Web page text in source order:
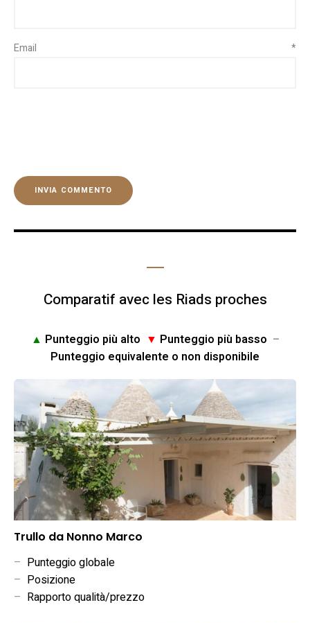
Email *
Comparatif avec les Riads proches
▲ Punteggio più alto ▼ Punteggio più basso –
Punteggio equivalente o non disponibile
Trullo da Nonno Marco
– Punteggio globale
– Posizione
– Rapporto qualità/prezzo